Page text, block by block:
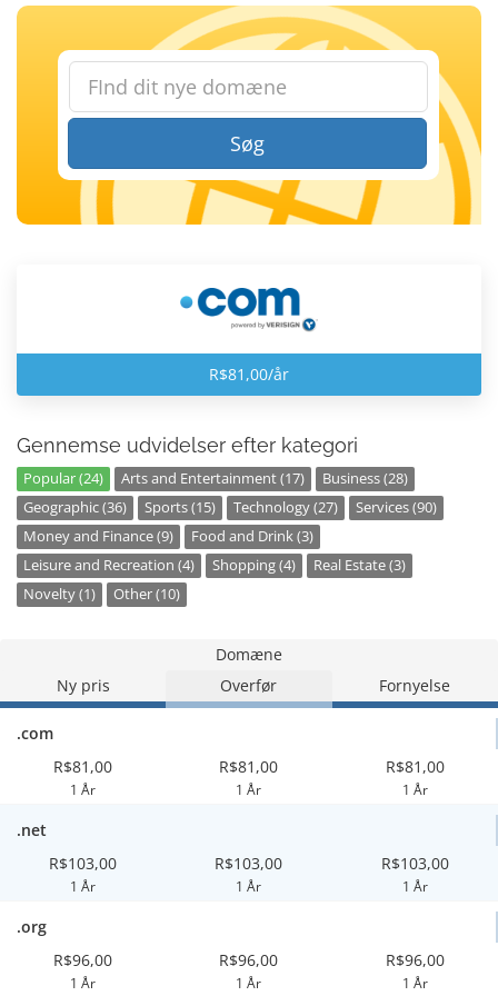
Søg
R$81,00/år
Gennemse udvidelser efter kategori
Popular (24) Arts and Entertainment (17)
Business (28)
Geographic (36)
Sports (15) Technology (27)
Services (90)
Money and Finance (9)
Food and Drink (3)
Leisure and Recreation (4)
Shopping (4)
Real Estate (3)
Novelty (1)
Other (10)
Domæne
Ny pris
Overfør Fornyelse
.com
R$81,00
1 År
R$81,00
1 År
R$81,00
1 År
.net
R$103,00
1 År
R$103,00
1 År
R$103,00
1 År
.org
R$96,00
1 År
R$96,00
1 År
R$96,00
1 År